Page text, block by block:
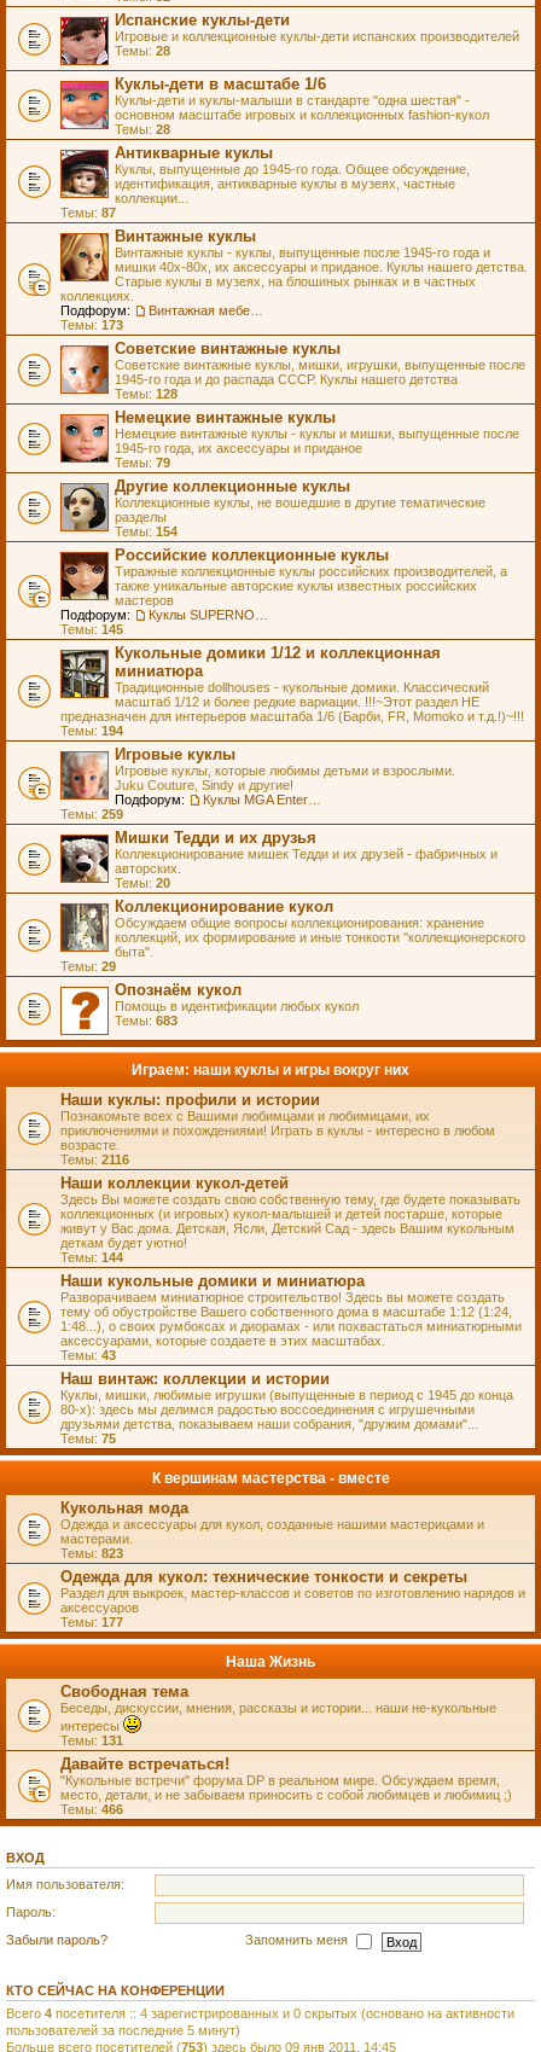
Испанские куклы-дети
Игровые и коллекционные куклы-дети испанских производителей
Темы: 28
Куклы-дети в масштабе 1/6
Куклы-дети и куклы-малыши в стандарте "одна шестая" -
основном масштабе игровых и коллекционных fashion-кукол
Темы: 28
Антикварные куклы
Куклы, выпущенные до 1945-го года. Общее обсуждение,
идентификация, антикварные куклы в музеях, частные
коллекции...
Темы: 87
Винтажные куклы
Винтажные куклы - куклы, выпущенные после 1945-го года и
мишки 40х-80х, их аксессуары и приданое. Куклы нашего детства.
Старые куклы в музеях, на блошиных рынках и в частных
коллекциях.
Подфорум:
Темы: 173
Советские винтажные куклы
Советские винтажные куклы, мишки, игрушки, выпущенные после
1945-го года и до распада СССР. Куклы нашего детства
Темы: 128
Немецкие винтажные куклы
Немецкие винтажные куклы - куклы и мишки, выпущенные после
1945-го года, их аксессуары и приданое
Темы: 79
Другие коллекционные куклы
Коллекционные куклы, не вошедшие в другие тематические
разделы
Темы: 154
Российские коллекционные куклы
Тиражные коллекционные куклы российских производителей, а
также уникальные авторские куклы известных российских
мастеров
Подфорум:
Темы: 145
Кукольные домики 1/12 и коллекционная
миниатюра
Традиционные dollhouses - кукольные домики. Классический
масштаб 1/12 и более редкие вариации. !!!~Этот раздел НЕ
предназначен для интерьеров масштаба 1/6 (Барби, FR, Momoko и т.д.!)~!!!
Темы: 194
Игровые куклы
Игровые куклы, которые любимы детьми и взрослыми.
Juku Couture, Sindy и другие!
Подфорум:
Темы: 259
Мишки Тедди и их друзья
Коллекционирование мишек Тедди и их друзей - фабричных и
авторских.
Темы: 20
Коллекционирование кукол
Обсуждаем общие вопросы коллекционирования: хранение
коллекций, их формирование и иные тонкости "коллекционерского
быта".
Темы: 29
Опознаём кукол
Помощь в идентификации любых кукол
Темы: 683
Играем: наши куклы и игры вокруг них
Наши куклы: профили и истории
Познакомьте всех с Вашими любимцами и любимицами, их
приключениями и похождениями! Играть в куклы - интересно в любом
возрасте.
Темы: 2116
Наши коллекции кукол-детей
Здесь Вы можете создать свою собственную тему, где будете показывать
коллекционных (и игровых) кукол-малышей и детей постарше, которые
живут у Вас дома. Детская, Ясли, Детский Сад - здесь Вашим кукольным
деткам будет уютно!
Темы: 144
Наши кукольные домики и миниатюра
Разворачиваем миниатюрное строительство! Здесь вы можете создать
тему об обустройстве Вашего собственного дома в масштабе 1:12 (1:24,
1:48...), о своих румбоксах и диорамах - или похвастаться миниатюрными
аксессуарами, которые создаете в этих масштабах.
Темы: 43
Наш винтаж: коллекции и истории
Куклы, мишки, любимые игрушки (выпущенные в период с 1945 до конца
80-х): здесь мы делимся радостью воссоединения с игрушечными
друзьями детства, показываем наши собрания, "дружим домами"...
Темы: 75
К вершинам мастерства - вместе
Кукольная мода
Одежда и аксессуары для кукол, созданные нашими мастерицами и
мастерами.
Темы: 823
Одежда для кукол: технические тонкости и секреты
Раздел для выкроек, мастер-классов и советов по изготовлению нарядов и
аксессуаров
Темы: 177
Наша Жизнь
Свободная тема
Беседы, дискуссии, мнения, рассказы и истории... наши не-кукольные
интересы
Темы: 131
Давайте встречаться!
"Кукольные встречи" форума DP в реальном мире. Обсуждаем время,
место, детали, и не забываем приносить с собой любимцев и любимиц ;)
Темы: 466
ВХОД
Имя пользователя:
Пароль:
Забыли пароль?
Запомнить меня
КТО СЕЙЧАС НА КОНФЕРЕНЦИИ
Всего 4 посетителя :: 4 зарегистрированных и 0 скрытых (основано на активности
пользователей за последние 5 минут)
Больше всего посетителей (753) здесь было 09 янв 2011, 14:45